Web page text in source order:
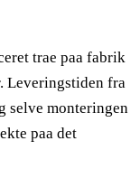
trae paa fabrik
Leveringstiden fra
selve monteringen
paa det